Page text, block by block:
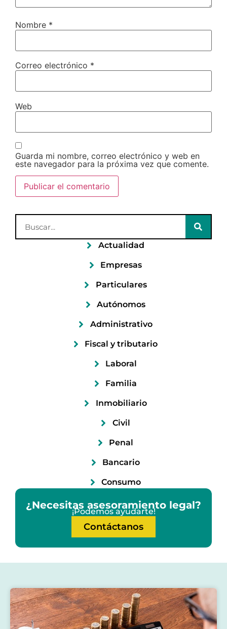
Nombre *
Correo electrónico *
Web
Guarda mi nombre, correo electrónico y web en
este navegador para la próxima vez que comente.
Actualidad
Empresas
Particulares
Autónomos
Administrativo
Fiscal y tributario
Laboral
Familia
Inmobiliario
Civil
Penal
Bancario
Consumo
¿Necesitas asesoramiento legal?
¡Podemos ayudarte!
Contáctanos